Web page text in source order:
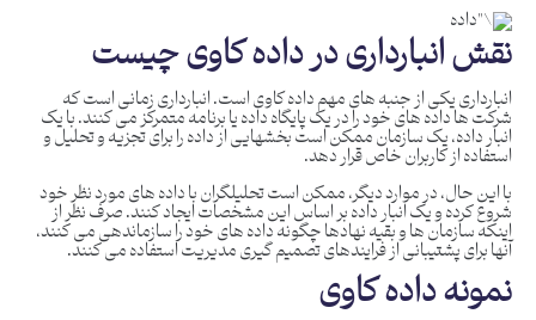
نقشانبارداریدر داده کاوی چیست
انبارداری یکی از جنبه های مهم داده کاوی است. انبارداری زمانی است که
شرکت ها داده های خود را در یک پایگاه داده یا برنامه متمرکز می کنند. با یک
انبار داده، یک سازمان ممکن است بخشهایی از داده را برای تجزیه و تحلیل و
استفاده از کاربران خاص قرار دهد.
با این حال، در موارد دیگر، ممکن است تحلیلگران با داده های مورد نظر خود
شروع کرده و یک انبار داده بر اساس این مشخصات ایجاد کنند. صرف نظر از
اینکه سازمان ها و بقیه نهادها چگونه داده های خود را سازماندهی می کنند،
آنها برای پشتیبانی از فرایندهای تصمیم گیری مدیریت استفاده می کنند.
نمونه داده کاوی